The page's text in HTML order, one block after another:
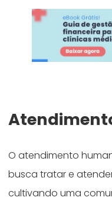
O atendimento
busca tratar e
cultivando uma